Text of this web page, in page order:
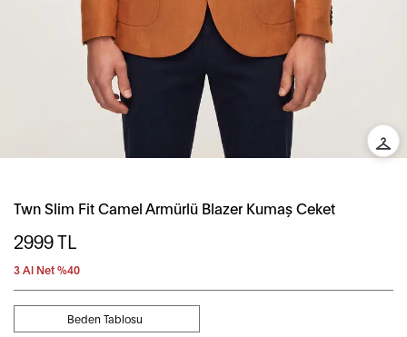
Twn Slim Fit Camel Armürlü Blazer Kumaş Ceket
2999TL
3 Al Net %40
Beden Tablosu